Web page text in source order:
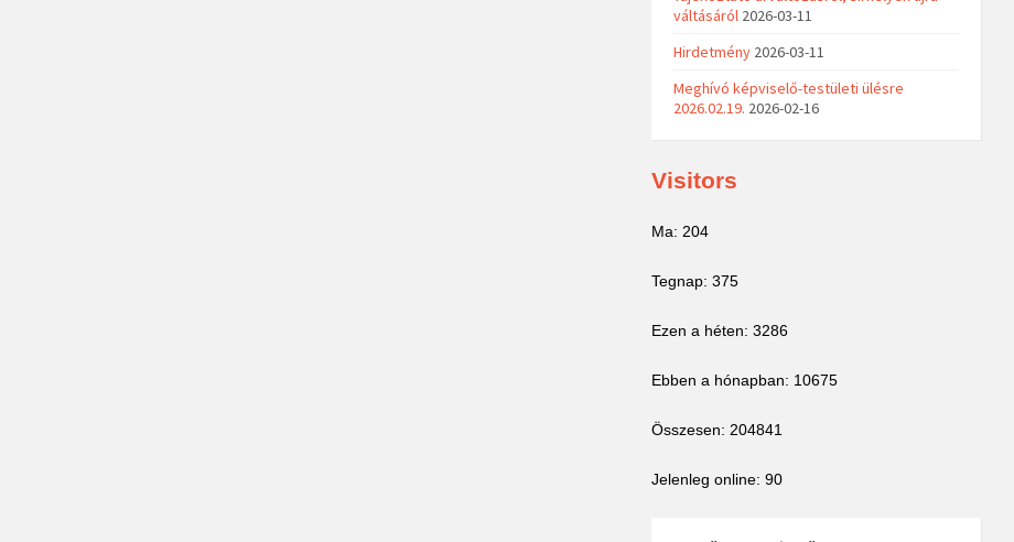
váltásáról 2026-03-11
Hirdetmény 2026-03-11
Meghívó képviselő-testületi ülésre
2026.02.19. 2026-02-16
Visitors
Ma: 204
Tegnap: 375
Ezen a héten: 3286
Ebben a hónapban: 10675
Összesen: 204841
Jelenleg online: 90